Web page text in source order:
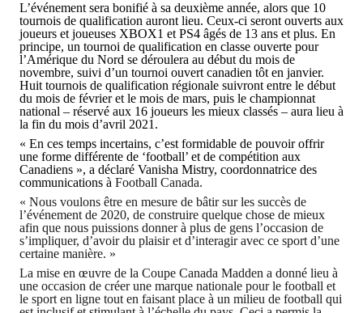
L’événement sera bonifié à sa deuxième année, alors que 10
tournois de qualification auront lieu. Ceux-ci seront ouverts aux
joueurs et joueuses XBOX1 et PS4 âgés de 13 ans et plus. En
principe, un tournoi de qualification en classe ouverte pour
l’Amérique du Nord se déroulera au début du mois de
novembre, suivi d’un tournoi ouvert canadien tôt en janvier.
Huit tournois de qualification régionale suivront entre le début
du mois de février et le mois de mars, puis le championnat
national – réservé aux 16 joueurs les mieux classés – aura lieu à
la fin du mois d’avril 2021.
« En ces temps incertains, c’est formidable de pouvoir offrir
une forme différente de ‘football’ et de compétition aux
Canadiens », a déclaré Vanisha Mistry, coordonnatrice des
communications à Football Canada.
« Nous voulons être en mesure de bâtir sur les succès de
l’événement de 2020, de construire quelque chose de mieux
afin que nous puissions donner à plus de gens l’occasion de
s’impliquer, d’avoir du plaisir et d’interagir avec ce sport d’une
certaine manière. »
La mise en œuvre de la Coupe Canada Madden a donné lieu à
une occasion de créer une marque nationale pour le football et
le sport en ligne tout en faisant place à un milieu de football qui